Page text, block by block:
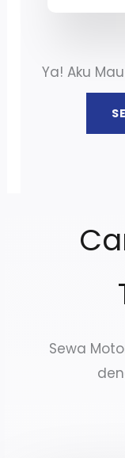
Ya! Aku
Sewa